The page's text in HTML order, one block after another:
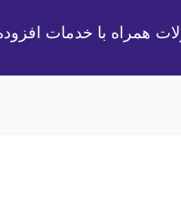
با خدمات افزوده